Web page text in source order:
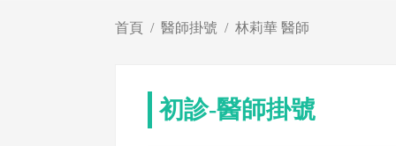
首頁 醫師掛號 林莉華 醫師
初診-醫師掛號